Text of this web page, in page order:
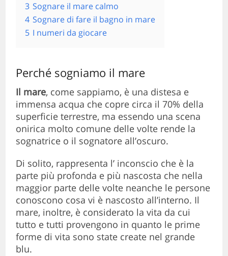
3 Sognare il mare calmo
4 Sognare di fare il bagno in mare
5 I numeri da giocare
Perché sogniamo il mare
Il mare, come sappiamo, è una distesa e
immensa acqua che copre circa il 70% della
superficie terrestre, ma essendo una scena
onirica molto comune delle volte rende la
sognatrice o il sognatore all’oscuro.
Di solito, rappresenta l’ inconscio che è la
parte più profonda e più nascosta che nella
maggior parte delle volte neanche le persone
conoscono cosa vi è nascosto all’interno. Il
mare, inoltre, è considerato la vita da cui
tutto e tutti provengono in quanto le prime
forme di vita sono state create nel grande
blu.